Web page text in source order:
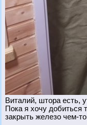
Виталий, штора есть,
Пока я хочу добиться
закрыть железо чем-